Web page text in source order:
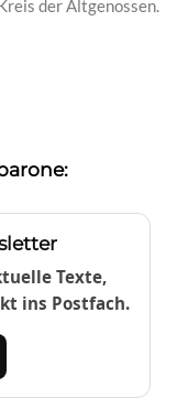
der Altgenossen.
Texte,
ins Postfach.